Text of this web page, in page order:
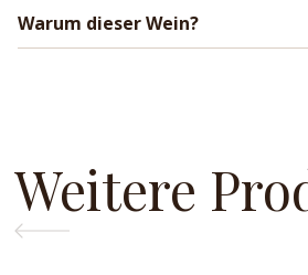
Warum dieser Wein?
Weitere